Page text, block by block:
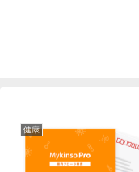
健康